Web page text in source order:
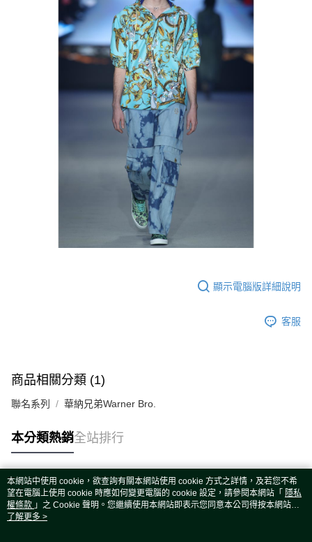
每筆NT$120，滿NT$5,000(含以上)免運費
顯示電腦版詳細說明
客服
商品相關分類 (1)
聯名系列 華納兄弟Warner Bro.
本分類熱銷全站排行
熱門標籤
本網站中使用 cookie，欲查詢有關本網站使用 cookie 方式之詳情，及若您不希
望在電腦上使用 cookie 時應如何變更電腦的 cookie 設定，請參閱本網站「 隱私
權條款 」之 Cookie 聲明。您繼續使用本網站即表示您同意本公司得按本網站使
用條款之 Cookie 聲明使用 cookie。
了解更多 >